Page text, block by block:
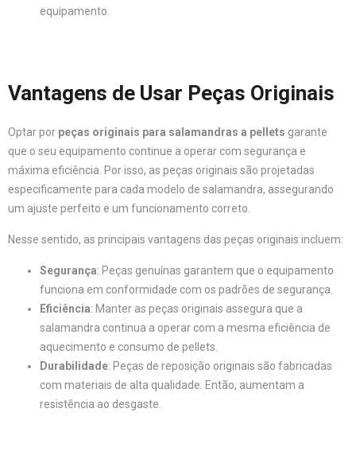
equipamento.
Vantagens de Usar Peças Originais
Optar por peças originais para salamandras a pellets garante
que o seu equipamento continue a operar com segurança e
máxima eficiência. Por isso, as peças originais são projetadas
especificamente para cada modelo de salamandra, assegurando
um ajuste perfeito e um funcionamento correto.
Nesse sentido, as principais vantagens das peças originais incluem:
Segurança: Peças genuínas garantem que o equipamento
funciona em conformidade com os padrões de segurança.
Eficiência: Manter as peças originais assegura que a
salamandra continua a operar com a mesma eficiência de
aquecimento e consumo de pellets.
Durabilidade: Peças de reposição originais são fabricadas
com materiais de alta qualidade. Então, aumentam a
resistência ao desgaste.